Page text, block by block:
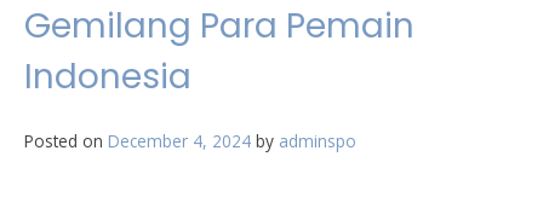
Gemilang Para Pemain
Indonesia
Posted on December 4, 2024 by adminspo